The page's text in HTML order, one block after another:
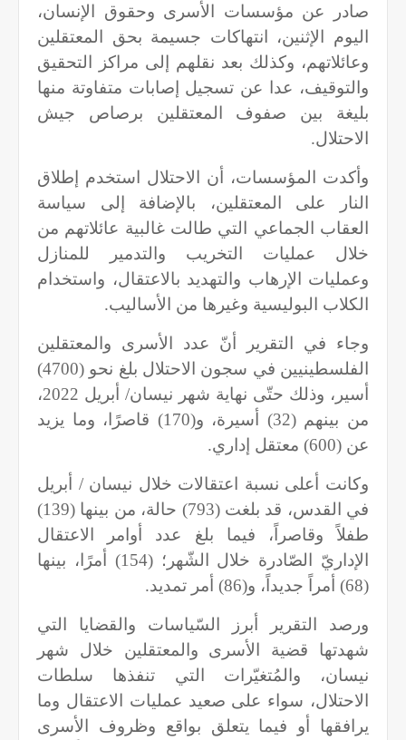
صادر عن مؤسسات الأسرى وحقوق الإنسان،
اليوم الإثنين، انتهاكات جسيمة بحق المعتقلين
وعائلاتهم، وكذلك بعد نقلهم إلى مراكز التحقيق
والتوقيف، عدا عن تسجيل إصابات متفاوتة منها
بليغة بين صفوف المعتقلين برصاص جيش
الاحتلال.
وأكدت المؤسسات، أن الاحتلال استخدم إطلاق
النار على المعتقلين، بالإضافة إلى سياسة
العقاب الجماعي التي طالت غالبية عائلاتهم من
خلال عمليات التخريب والتدمير للمنازل
وعمليات الإرهاب والتهديد بالاعتقال، واستخدام
الكلاب البوليسية وغيرها من الأساليب.
وجاء في التقرير أنّ عدد الأسرى والمعتقلين
الفلسطينيين في سجون الاحتلال بلغ نحو (4700)
أسير، وذلك حتّى نهاية شهر نيسان/ أبريل 2022،
من بينهم (32) أسيرة، و(170) قاصرًا، وما يزيد
عن (600) معتقل إداري.
وكانت أعلى نسبة اعتقالات خلال نيسان / أبريل
في القدس، قد بلغت (793) حالة، من بينها (139)
طفلاً وقاصراً، فيما بلغ عدد أوامر الاعتقال
الإداريّ الصّادرة خلال الشّهر؛ (154) أمرًا، بينها
(68) أمراً جديداً، و(86) أمر تمديد.
ورصد التقرير أبرز السّياسات والقضايا التي
شهدتها قضية الأسرى والمعتقلين خلال شهر
نيسان، والمُتغيّرات التي تنفذها سلطات
الاحتلال، سواء على صعيد عمليات الاعتقال وما
يرافقها أو فيما يتعلق بواقع وظروف الأسرى